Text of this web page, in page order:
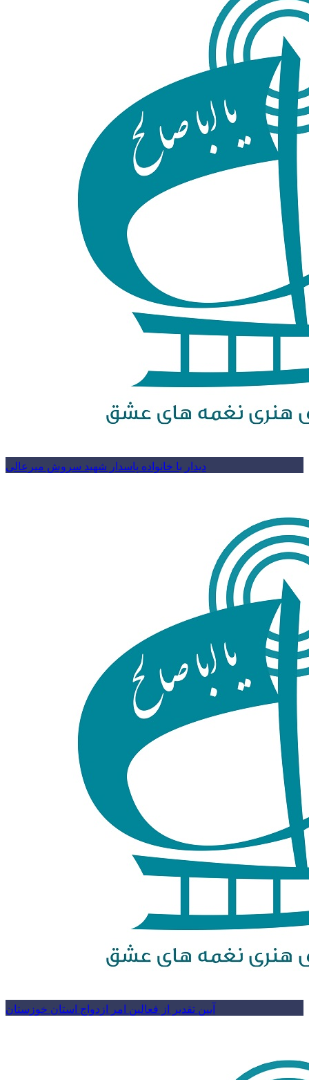
دیدار با خانواده پاسدار شهید سروش میرعالی
آیین تقدیر از فعالین امر ازدواج استان خوزستان